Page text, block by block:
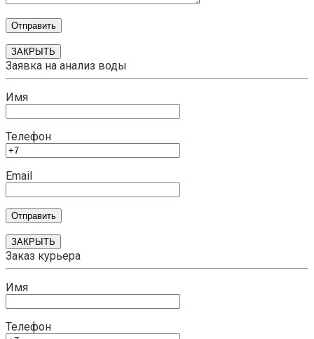
ЗАКРЫТЬ
Заявка на анализ воды
Имя
Телефон
Email
ЗАКРЫТЬ
Заказ курьера
Имя
Телефон